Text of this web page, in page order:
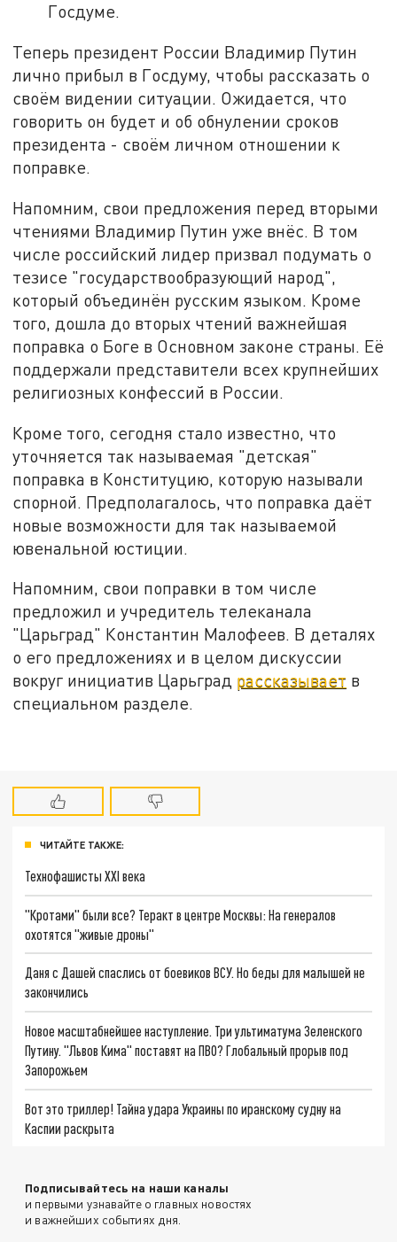
Госдуме.
Теперь президент России Владимир Путин
лично прибыл в Госдуму, чтобы рассказать о
своём видении ситуации. Ожидается, что
говорить он будет и об обнулении сроков
президента - своём личном отношении к
поправке.
Напомним, свои предложения перед вторыми
чтениями Владимир Путин уже внёс. В том
числе российский лидер призвал подумать о
тезисе "государствообразующий народ",
который объединён русским языком. Кроме
того, дошла до вторых чтений важнейшая
поправка о Боге в Основном законе страны. Её
поддержали представители всех крупнейших
религиозных конфессий в России.
Кроме того, сегодня стало известно, что
уточняется так называемая "детская"
поправка в Конституцию, которую называли
спорной. Предполагалось, что поправка даёт
новые возможности для так называемой
ювенальной юстиции.
Напомним, свои поправки в том числе
предложил и учредитель телеканала
"Царьград" Константин Малофеев. В деталях
о его предложениях и в целом дискуссии
вокруг инициатив Царьград рассказывает в
специальном разделе.
ЧИТАЙТЕ ТАКЖЕ:
Технофашисты XXI века
"Кротами" были все? Теракт в центре Москвы: На генералов
охотятся "живые дроны"
Даня с Дашей спаслись от боевиков ВСУ. Но беды для малышей не
закончились
Новое масштабнейшее наступление. Три ультиматума Зеленского
Путину. "Львов Кима" поставят на ПВО? Глобальный прорыв под
Запорожьем
Вот это триллер! Тайна удара Украины по иранскому судну на
Каспии раскрыта
Подписывайтесь на наши каналы
и первыми узнавайте о главных новостях
и важнейших событиях дня.